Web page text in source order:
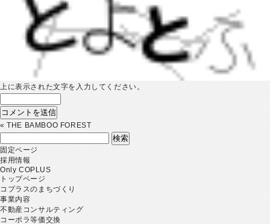
上に表示された文字を入力してください。
«THE BAMBOO FOREST
索:
固定ページ
採用情報
Only COPLUS
トップページ
コプラスのまちづくり
事業内容
不動産コンサルティング
コーポラ等価交換